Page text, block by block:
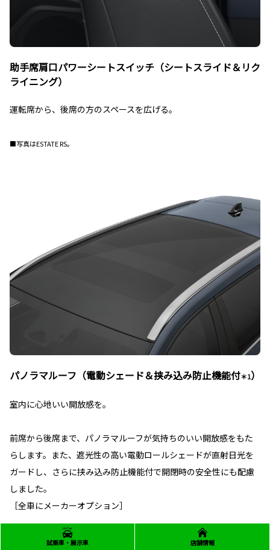
助手席肩口パワーシートスイッチ（シートスライド＆リク
ライニング）
運転席から、後席の方のスペースを広げる。
■写真はESTATE RS。
パノラマルーフ（電動シェード＆挟み込み防止機能付＊1）
室内に心地いい開放感を。
前席から後席まで、パノラマルーフが気持ちのいい開放感をもた
らします。また、遮光性の高い電動ロールシェードが直射日光を
ガードし、さらに挟み込み防止機能付で開閉時の安全性にも配慮
しました。
［全車にメーカーオプション］
■パノラマルーフは固定式となります。 ■写真はESTATE Z。
試乗車・展示車 店舗情報